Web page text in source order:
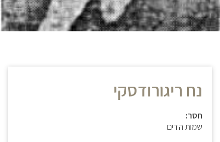
נח ריגורודסקי
חסר:
שמות הורים